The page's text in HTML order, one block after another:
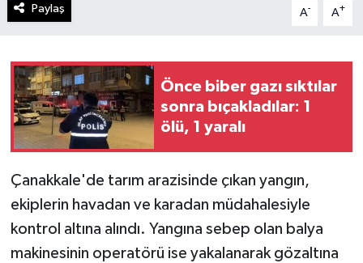
Paylaş A- A+
Önce biber gazı sıktılar
sonra bıçakladılar: 1
ölü, 1 yaralı
Çanakkale'de tarım arazisinde çıkan yangın,
ekiplerin havadan ve karadan müdahalesiyle
kontrol altına alındı. Yangına sebep olan balya
makinesinin operatörü ise yakalanarak gözaltına